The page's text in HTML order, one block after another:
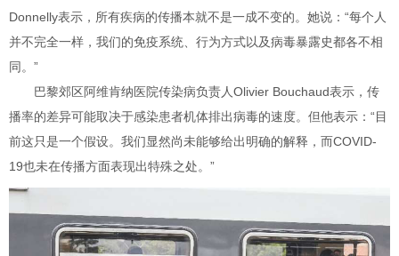
Donnelly表示，所有疾病的传播本就不是一成不变的。她说：“每个人
并不完全一样，我们的免疫系统、行为方式以及病毒暴露史都各不相
同。”
巴黎郊区阿维肯纳医院传染病负责人Olivier Bouchaud表示，传
播率的差异可能取决于感染患者机体排出病毒的速度。但他表示：“目
前这只是一个假设。我们显然尚未能够给出明确的解释，而COVID-
19也未在传播方面表现出特殊之处。”